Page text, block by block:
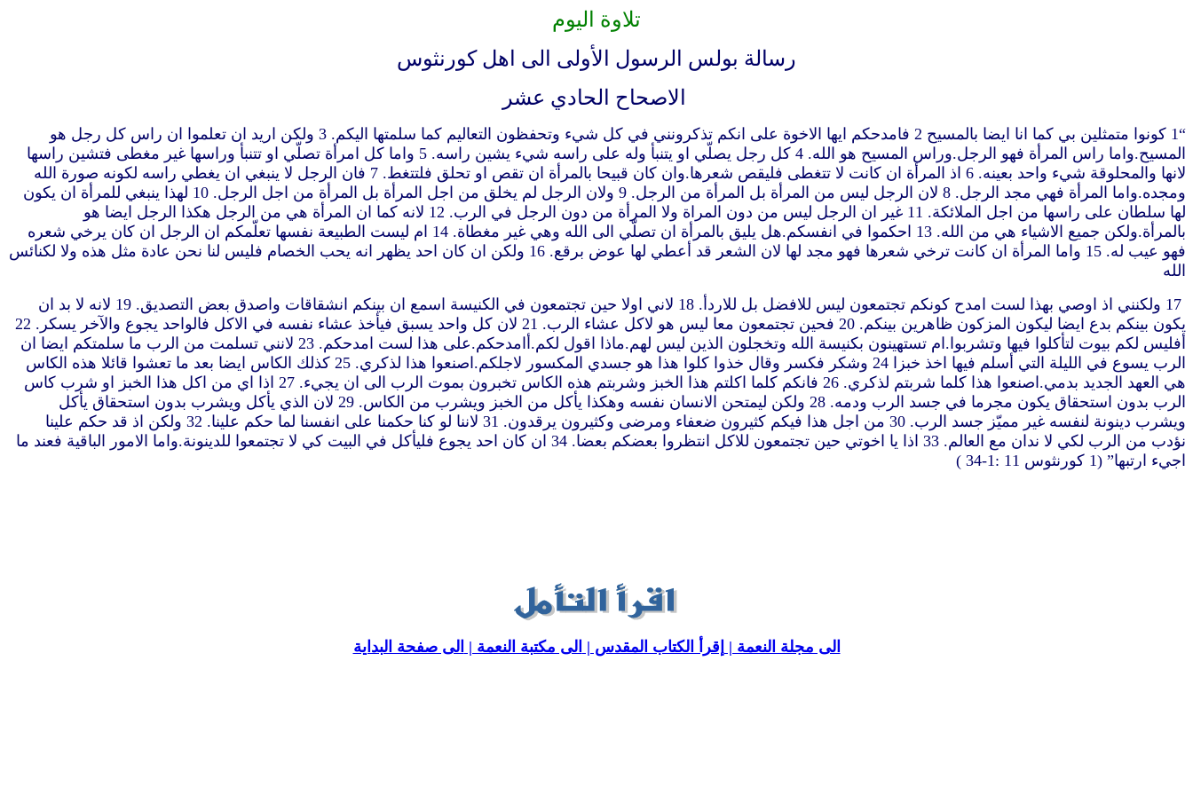
تلاوة اليوم
رسالة بولس الرسول الأولى الى اهل كورنثوس
الاصحاح الحادي عشر
“1 كونوا متمثلين بي كما انا ايضا بالمسيح 2 فامدحكم ايها الاخوة على انكم تذكرونني في كل شيء وتحفظون التعاليم كما سلمتها اليكم. 3 ولكن اريد ان تعلموا ان راس كل رجل هو
المسيح.واما راس المرأة فهو الرجل.وراس المسيح هو الله. 4 كل رجل يصلّي او يتنبأ وله على راسه شيء يشين راسه. 5 واما كل امرأة تصلّي او تتنبأ وراسها غير مغطى فتشين راسها
لانها والمحلوقة شيء واحد بعينه. 6 اذ المرأة ان كانت لا تتغطى فليقص شعرها.وان كان قبيحا بالمرأة ان تقص او تحلق فلتتغط. 7 فان الرجل لا ينبغي ان يغطي راسه لكونه صورة الله
ومجده.واما المرأة فهي مجد الرجل. 8 لان الرجل ليس من المرأة بل المرأة من الرجل. 9 ولان الرجل لم يخلق من اجل المرأة بل المرأة من اجل الرجل. 10 لهذا ينبغي للمرأة ان يكون
لها سلطان على راسها من اجل الملائكة. 11 غير ان الرجل ليس من دون المراة ولا المرأة من دون الرجل في الرب. 12 لانه كما ان المرأة هي من الرجل هكذا الرجل ايضا هو
بالمرأة.ولكن جميع الاشياء هي من الله. 13 احكموا في انفسكم.هل يليق بالمرأة ان تصلّي الى الله وهي غير مغطاة. 14 ام ليست الطبيعة نفسها تعلّمكم ان الرجل ان كان يرخي شعره
فهو عيب له. 15 واما المرأة ان كانت ترخي شعرها فهو مجد لها لان الشعر قد أعطي لها عوض برقع. 16 ولكن ان كان احد يظهر انه يحب الخصام فليس لنا نحن عادة مثل هذه ولا لكنائس
الله
17 ولكنني اذ اوصي بهذا لست امدح كونكم تجتمعون ليس للافضل بل للاردأ. 18 لاني اولا حين تجتمعون في الكنيسة اسمع ان بينكم انشقاقات واصدق بعض التصديق. 19 لانه لا بد ان
يكون بينكم بدع ايضا ليكون المزكون ظاهرين بينكم. 20 فحين تجتمعون معا ليس هو لاكل عشاء الرب. 21 لان كل واحد يسبق فيأخذ عشاء نفسه في الاكل فالواحد يجوع والآخر يسكر. 22
أفليس لكم بيوت لتأكلوا فيها وتشربوا.ام تستهينون بكنيسة الله وتخجلون الذين ليس لهم.ماذا اقول لكم.أامدحكم.على هذا لست امدحكم. 23 لانني تسلمت من الرب ما سلمتكم ايضا ان
الرب يسوع في الليلة التي أسلم فيها اخذ خبزا 24 وشكر فكسر وقال خذوا كلوا هذا هو جسدي المكسور لاجلكم.اصنعوا هذا لذكري. 25 كذلك الكاس ايضا بعد ما تعشوا قائلا هذه الكاس
هي العهد الجديد بدمي.اصنعوا هذا كلما شربتم لذكري. 26 فانكم كلما اكلتم هذا الخبز وشربتم هذه الكاس تخبرون بموت الرب الى ان يجيء. 27 اذا اي من اكل هذا الخبز او شرب كاس
الرب بدون استحقاق يكون مجرما في جسد الرب ودمه. 28 ولكن ليمتحن الانسان نفسه وهكذا يأكل من الخبز ويشرب من الكاس. 29 لان الذي يأكل ويشرب بدون استحقاق يأكل
ويشرب دينونة لنفسه غير مميّز جسد الرب. 30 من اجل هذا فيكم كثيرون ضعفاء ومرضى وكثيرون يرقدون. 31 لاننا لو كنا حكمنا على انفسنا لما حكم علينا. 32 ولكن اذ قد حكم علينا
نؤدب من الرب لكي لا ندان مع العالم. 33 اذا يا اخوتي حين تجتمعون للاكل انتظروا بعضكم بعضا. 34 ان كان احد يجوع فليأكل في البيت كي لا تجتمعوا للدينونة.واما الامور الباقية فعند ما
اجيء ارتبها” (1 كورنثوس 11
:1-34 )
الى مجلة النعمة | إقرأ الكتاب المقدس | الى مكتبة النعمة | الى صفحة البداية